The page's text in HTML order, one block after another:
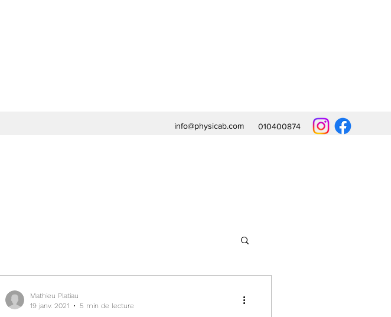
info@physicab.com 010400874
Mathieu Platiau
19 janv. 2021
5 min de lecture